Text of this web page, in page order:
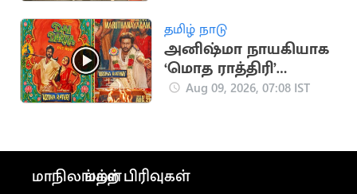
தமிழ் நாடு
அனிஷ்மா நாயகியாக
‘மொத ராத்திரி’
ஆகஸ்ட் 21ல் வெளியீடு
Aug 09, 2026, 07:08 IST
மாநிலங்கள்மற்ற பிரிவுகள்